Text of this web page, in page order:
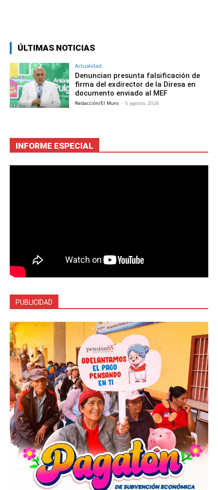
ÚLTIMAS NOTICIAS
Actualidad
Denuncian presunta falsificación de
firma del exdirector de la Diresa en
documento enviado al MEF
Redacción/El Muro - 5 agosto, 2026
INFORME ESPECIAL
PUBLICIDAD